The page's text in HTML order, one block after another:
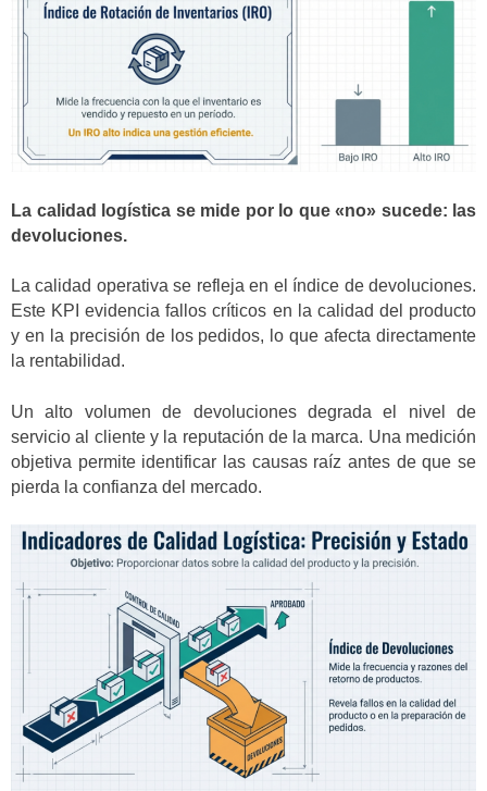
La calidad logística se mide por lo que «no» sucede: las
devoluciones.
La calidad operativa se refleja en el índice de devoluciones.
Este KPI evidencia fallos críticos en la calidad del producto
y en la precisión de los pedidos, lo que afecta directamente
la rentabilidad.
Un alto volumen de devoluciones degrada el nivel de
servicio al cliente y la reputación de la marca. Una medición
objetiva permite identificar las causas raíz antes de que se
pierda la confianza del mercado.